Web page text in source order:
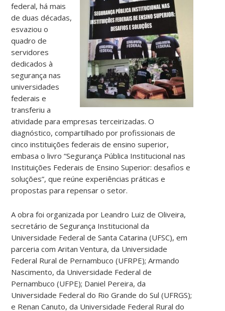
federal, há mais
de duas décadas,
esvaziou o
quadro de
servidores
dedicados à
segurança nas
universidades
federais e
transferiu a
atividade para empresas terceirizadas. O
diagnóstico, compartilhado por profissionais de
cinco instituições federais de ensino superior,
embasa o livro “Segurança Pública Institucional nas
Instituições Federais de Ensino Superior: desafios e
soluções”, que reúne experiências práticas e
propostas para repensar o setor.
A obra foi organizada por Leandro Luiz de Oliveira,
secretário de Segurança Institucional da
Universidade Federal de Santa Catarina (UFSC), em
parceria com Aritan Ventura, da Universidade
Federal Rural de Pernambuco (UFRPE); Armando
Nascimento, da Universidade Federal de
Pernambuco (UFPE); Daniel Pereira, da
Universidade Federal do Rio Grande do Sul (UFRGS);
e Renan Canuto, da Universidade Federal Rural do